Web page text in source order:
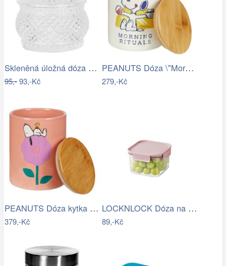
Skleněná úložná dóza na curovinky - Ø…
95,-93,-Kč
PEANUTS Dóza \"Morning Rituals\"…
279,-Kč
PEANUTS Dóza kytka velká - růžová
379,-Kč
LOCKNLOCK Dóza na potraviny LOCK 860ml…
89,-Kč